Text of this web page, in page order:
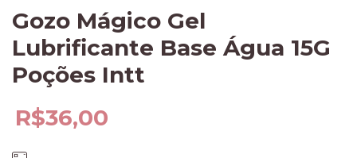
Gozo Mágico Gel
Lubrificante Base Água 15G
Poções Intt
R$36,00